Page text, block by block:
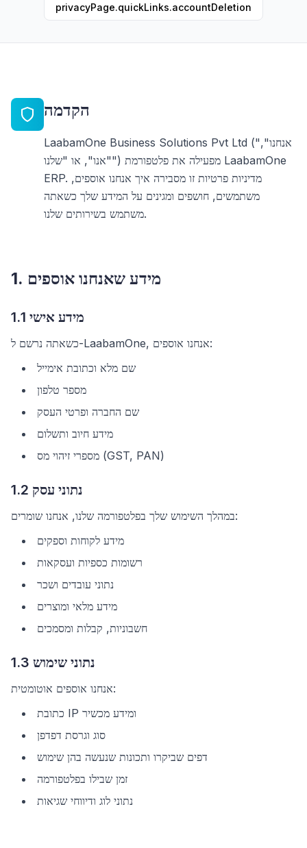
privacyPage.quickLinks.accountDeletion
הקדמה
LaabamOne Business Solutions Pvt Ltd ("אנחנו",
"אנו", או "שלנו") מפעילה את פלטפורמת LaabamOne
ERP. מדיניות פרטיות זו מסבירה איך אנחנו אוספים,
משתמשים, חושפים ומגינים על המידע שלך כשאתה
משתמש בשירותים שלנו.
1. מידע שאנחנו אוספים
1.1 מידע אישי
כשאתה נרשם ל-LaabamOne, אנחנו אוספים:
שם מלא וכתובת אימייל
מספר טלפון
שם החברה ופרטי העסק
מידע חיוב ותשלום
מספרי זיהוי מס (GST, PAN)
1.2 נתוני עסק
במהלך השימוש שלך בפלטפורמה שלנו, אנחנו שומרים:
מידע לקוחות וספקים
רשומות כספיות ועסקאות
נתוני עובדים ושכר
מידע מלאי ומוצרים
חשבוניות, קבלות ומסמכים
1.3 נתוני שימוש
אנחנו אוספים אוטומטית:
כתובת IP ומידע מכשיר
סוג וגרסת דפדפן
דפים שביקרו ותכונות שנעשה בהן שימוש
זמן שבילו בפלטפורמה
נתוני לוג ודיווחי שגיאות